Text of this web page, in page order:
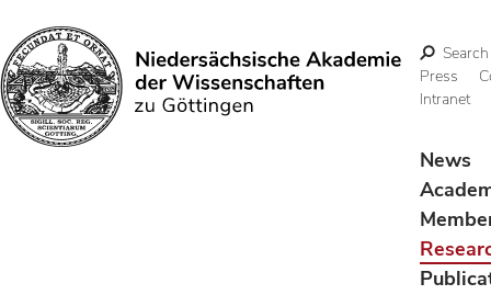
Search
Search
Press
Intranet
News